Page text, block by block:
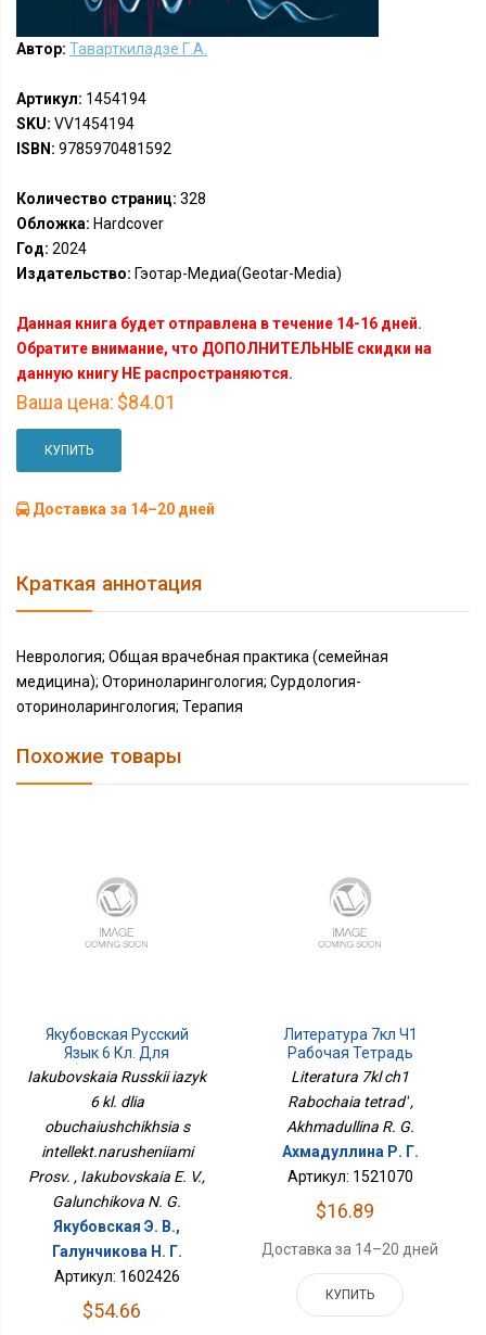
Автор: Таварткиладзе Г.А.
Артикул: 1454194
SKU: VV1454194
ISBN: 9785970481592
Количество страниц: 328
Обложка: Hardcover
Год: 2024
Издательство: Гэотар-Медиа(Geotar-Media)
Данная книга будет отправлена в течение 14-16 дней.
Обратите внимание, что ДОПОЛНИТЕЛЬНЫЕ скидки на
данную книгу НЕ распространяются.
Ваша цена: $84.01
КУПИТЬ
Доставка за 14–20 дней
Краткая аннотация
Неврология; Общая врачебная практика (семейная
медицина); Оториноларингология; Сурдология-
оториноларингология; Терапия
Похожие товары
Якубовская Русский
Язык 6 Кл. Для
Обучающихся С
Интеллект.нарушениями
Просв.
Iakubovskaia Russkii iazyk
6 kl. dlia
obuchaiushchikhsia s
intellekt.narusheniiami
Prosv. , Iakubovskaia E. V.,
Galunchikova N. G.
Якубовская Э. В.,
Галунчикова Н. Г.
Артикул: 1602426
$54.66
Литература 7кл Ч1
Рабочая Тетрадь
Literatura 7kl ch1
Rabochaia tetrad' ,
Akhmadullina R. G.
Ахмадуллина Р. Г.
Артикул: 1521070
$16.89
Доставка за 14–20 дней
КУПИТЬ